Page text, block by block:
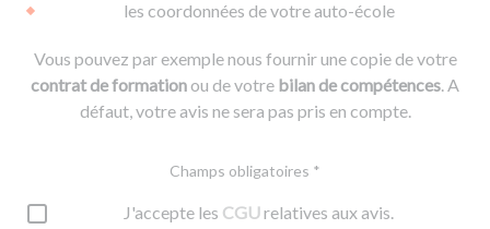
les coordonnées de votre auto-école
Vous pouvez par exemple nous fournir une copie de votre
contrat de formationou de votre bilan de compétences. A
défaut, votre avis ne sera pas pris en compte.
Champs obligatoires *
J'accepte les CGUrelatives aux avis.